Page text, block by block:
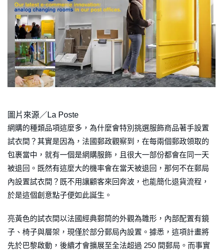
圖片來源／La Poste
網購的種類品項這麼多，為什麼會特別挑選服飾商品著手設置
試衣間？其實是因為，法國郵政觀察到，在每兩個郵政領取的
包裹當中，就有一個是網購服飾，且很大一部份都會在同一天
被退回。既然有這麼大的機率會在當天被退回，那何不在郵局
內設置試衣間？既不用讓顧客來回奔波，也能簡化退貨流程，
於是這個創意點子便如此誕生。
亮黃色的試衣間以法國經典郵筒的外觀為雛形，內部配置有鏡
子、椅子與層架，現僅於部分郵局內設置。據悉，這項計畫將
先於巴黎啟動，後續才會擴展至全法超過 250 間郵局。而事實